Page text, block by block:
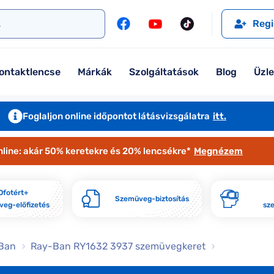
Márkák Szolgáltatások Blog
Jimmy Choo
További márkáink megtekintése
Komplett 20% minden
Szemüveglencsék
Kontaktlencse
Foglaljon online időpontot látásvizsgálatra itt.
akár 50% keretekre és 20% lencsékre* Megnézem
előfizetés
Szemüveg-biztosítás
Ray-Ban RY1632 3937 szemüvegkeret